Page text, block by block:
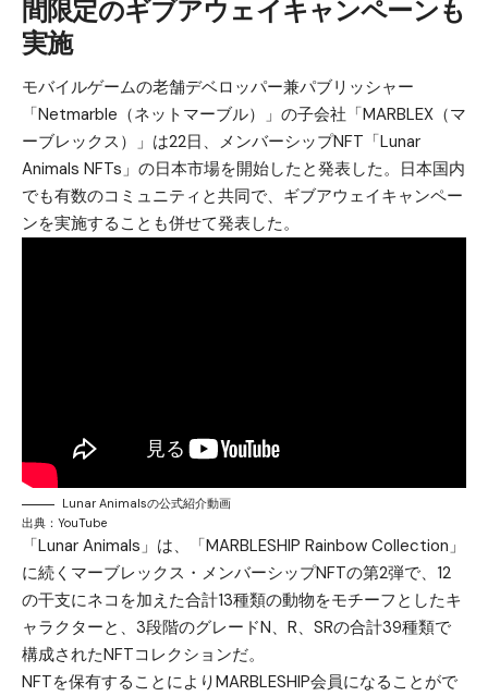
間限定のギブアウェイキャンペーンも
実施
モバイルゲームの老舗デベロッパー兼パブリッシャー
「Netmarble（ネットマーブル）」の子会社「MARBLEX（マ
ーブレックス）」は22日、メンバーシップNFT「Lunar
Animals NFTs」の日本市場を開始したと発表した。日本国内
でも有数のコミュニティと共同で、ギブアウェイキャンペー
ンを実施することも併せて発表した。
Lunar Animalsの公式紹介動画
出典： YouTube
「Lunar Animals」は、「MARBLESHIP Rainbow Collection」
に続くマーブレックス・メンバーシップNFTの第2弾で、12
の干支にネコを加えた合計13種類の動物をモチーフとしたキ
ャラクターと、3段階のグレードN、R、SRの合計39種類で
構成されたNFTコレクションだ。
NFTを保有することによりMARBLESHIP会員になることがで